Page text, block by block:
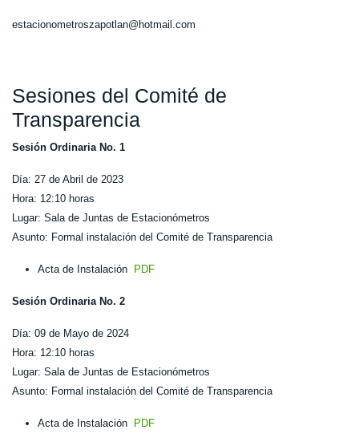
estacionometroszapotlan@hotmail.com
Sesiones del Comité de
Transparencia
Sesión Ordinaria No. 1
Día: 27 de Abril de 2023
Hora: 12:10 horas
Lugar: Sala de Juntas de Estacionómetros
Asunto: Formal instalación del Comité de Transparencia
Acta de Instalación PDF
Sesión Ordinaria No. 2
Día: 09 de Mayo de 2024
Hora: 12:10 horas
Lugar: Sala de Juntas de Estacionómetros
Asunto: Formal instalación del Comité de Transparencia
Acta de Instalación PDF